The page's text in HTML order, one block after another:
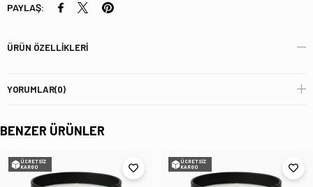
PAYLAŞ:
ÜRÜN ÖZELLIKLERI
YORUMLAR(0)
BENZER ÜRÜNLER
ÜCRETSIZ
KARGO
ÜCRETSIZ
KARGO